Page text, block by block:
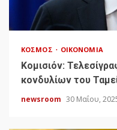
ΚΌΣΜΟΣ ΟΙΚΟΝΟΜΊΑ
Κομισιόν:
κονδυλίων του
newsroom 30 Μαΐου,